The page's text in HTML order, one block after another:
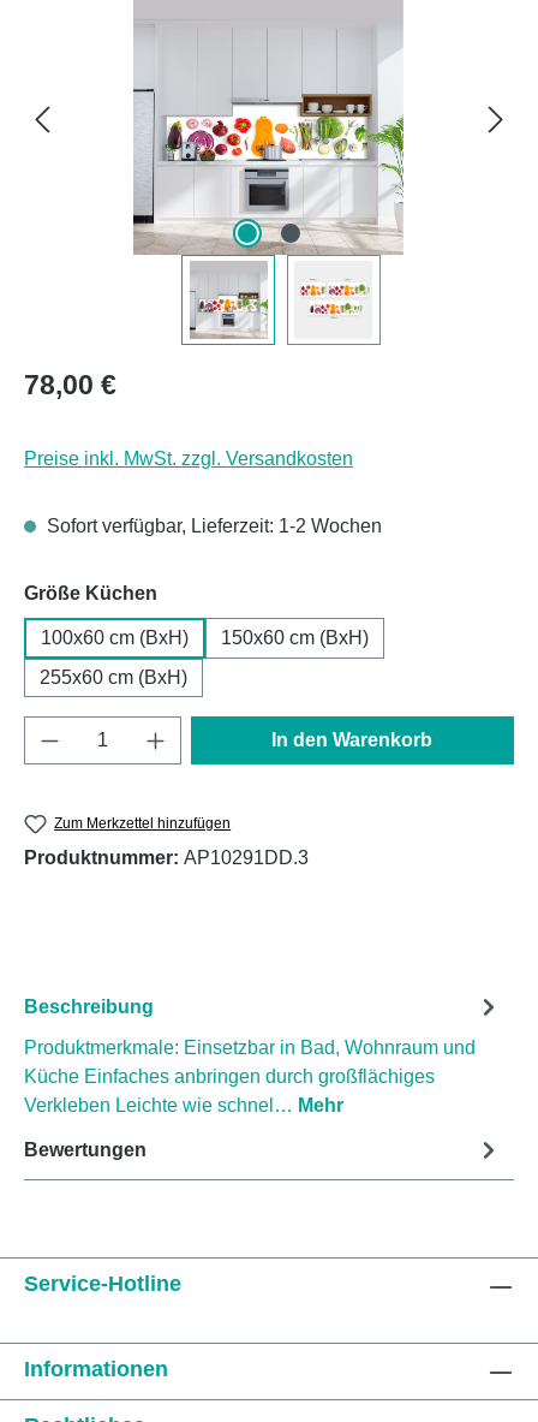
Regulärer Preis:
78,00 €
Preise inkl. MwSt. zzgl. Versandkosten
Sofort verfügbar, Lieferzeit: 1-2 Wochen
Größe Küchen
100x60 cm (BxH)
150x60 cm (BxH)
255x60 cm (BxH)
Produkt Anzahl: Gib den gewünschten
In den Warenkorb
Zum Merkzettel hinzufügen
Produktnummer: AP10291DD.3
Beschreibung
Produktmerkmale: Einsetzbar in Bad, Wohnraum und
Küche Einfaches anbringen durch großflächiges
Verkleben Leichte wie schnel… Mehr
Bewertungen
Service-Hotline
Informationen